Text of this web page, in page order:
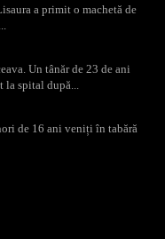
a primit o machetă de
Un tânăr de 23 de ani
la spital după...
de 16 ani veniți în tabără